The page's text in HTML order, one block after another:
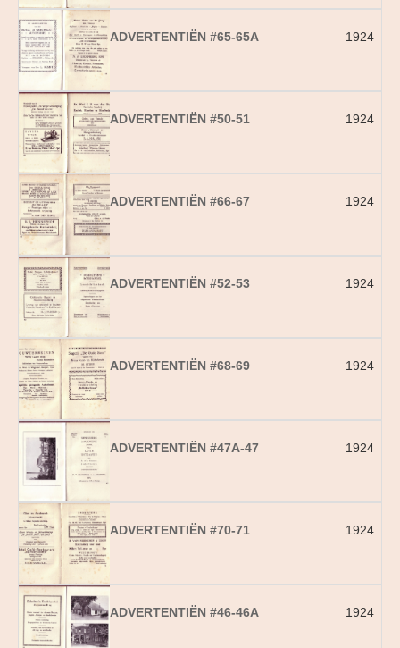
ADVERTENTIËN #65-65A 1924
ADVERTENTIËN #50-51 1924
ADVERTENTIËN #66-67 1924
ADVERTENTIËN #52-53 1924
ADVERTENTIËN #68-69 1924
ADVERTENTIËN #47A-47 1924
ADVERTENTIËN #70-71 1924
ADVERTENTIËN #46-46A 1924